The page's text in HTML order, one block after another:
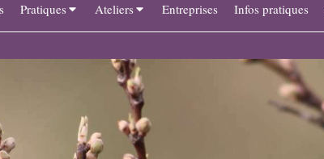
Pratiques Ateliers Entreprises Infos pratiques